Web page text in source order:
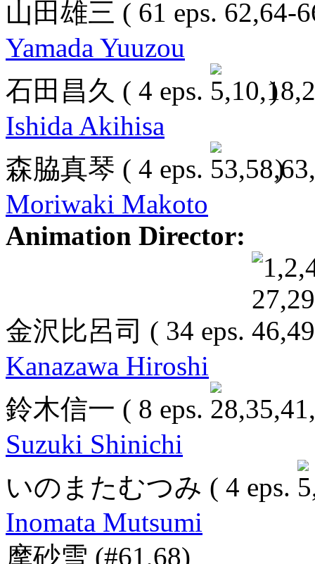
山田雄三 ( 61 eps.
Yamada Yuuzou
石田昌久 ( 4 eps.
)
Ishida Akihisa
森脇真琴 ( 4 eps.
)
Moriwaki Makoto
Animation Director:
金沢比呂司 ( 34 eps.
Kanazawa Hiroshi
鈴木信一 ( 8 eps.
Suzuki Shinichi
いのまたむつみ ( 4 eps.
Inomata Mutsumi
摩砂雪 (#61,68)